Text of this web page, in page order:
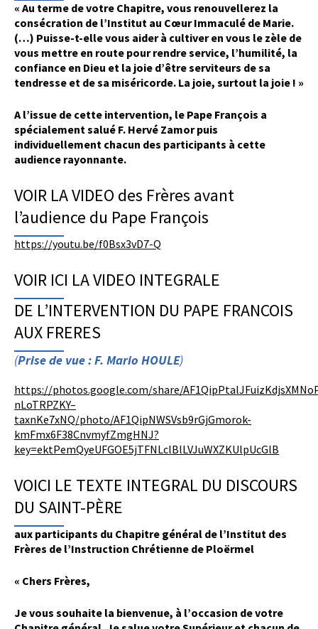
« Au terme de votre Chapitre, vous renouvellerez la
consécration de l’Institut au Cœur Immaculé de Marie.
(…) Puisse-t-elle vous aider à cultiver en vous le zèle de
vous mettre en route pour rendre service, l’humilité, la
confiance en Dieu et la joie d’être serviteurs de sa
tendresse et de sa miséricorde. La joie, surtout la joie ! »
A l’issue de cette intervention, le Pape François a
spécialement salué F. Hervé Zamor puis
individuellement chacun des participants à cette
audience rayonnante.
VOIR LA VIDEO des Frères avant
l’audience du Pape François
https://youtu.be/f0Bsx3vD7-Q
VOIR ICI LA VIDEO INTEGRALE
DE L’INTERVENTION DU PAPE FRANCOIS
AUX FRERES
(Prise de vue : F. Mario HOULE)
https://photos.google.com/share/
nLoTRPZKY–
taxnKe7xNQ/photo/AF1QipNWSVsb9rGjGmorok-
kmFmx6F38CnvmyfZmgHNJ?
key=ektPemQyeUFGOE5jTFNLclBlLVJuWXZKUlpUcGlB
VOICI LE TEXTE INTEGRAL DU DISCOURS
DU SAINT-PÈRE
aux participants du Chapitre général de l’Institut des
Frères de l’Instruction Chrétienne de Ploërmel
« Chers Frères,
Je vous souhaite la bienvenue, à l’occasion de votre